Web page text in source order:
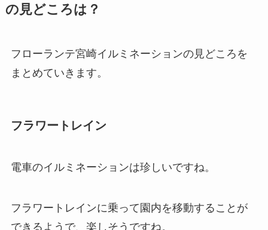
の見どころは？
フローランテ宮崎イルミネーションの見どころを
まとめていきます。
フラワートレイン
電車のイルミネーションは珍しいですね。
フラワートレインに乗って園内を移動することが
できるようで、楽しそうですね。